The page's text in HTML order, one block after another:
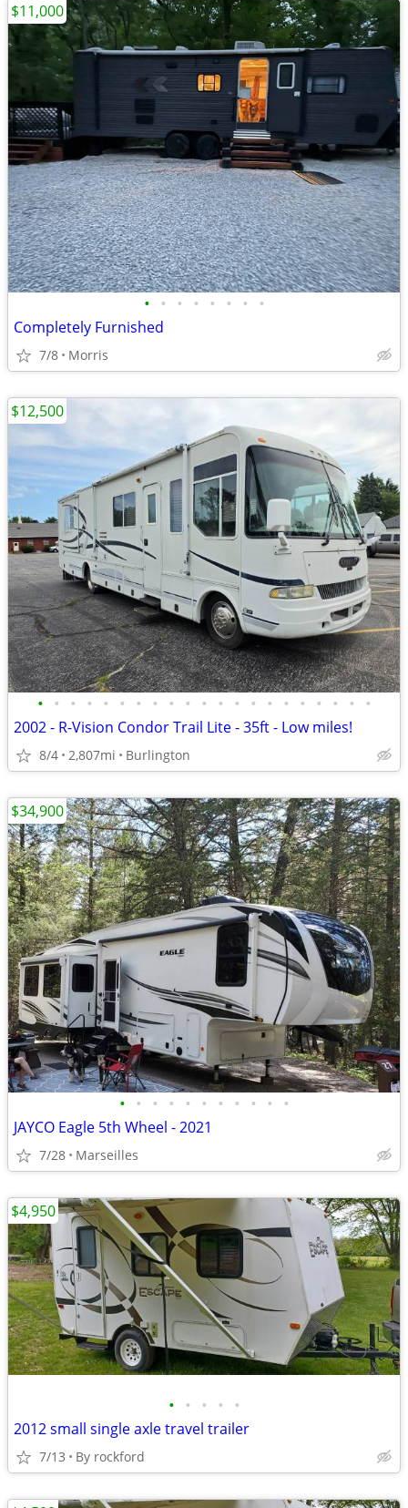
• • • • • • • •
Completely Furnished
7/8 Morris
$11,000
• • • • • • • • • • • • • • • • • • • • •
2002 - R-Vision Condor Trail Lite - 35ft - Low miles!
8/4 2,807mi Burlington
$12,500
• • • • • • • • • • •
JAYCO Eagle 5th Wheel - 2021
7/28 Marseilles
$34,900
• • • • •
2012 small single axle travel trailer
7/13 By rockford
$4,950